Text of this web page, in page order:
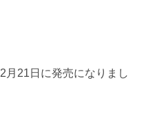
月21日に発売になりまし